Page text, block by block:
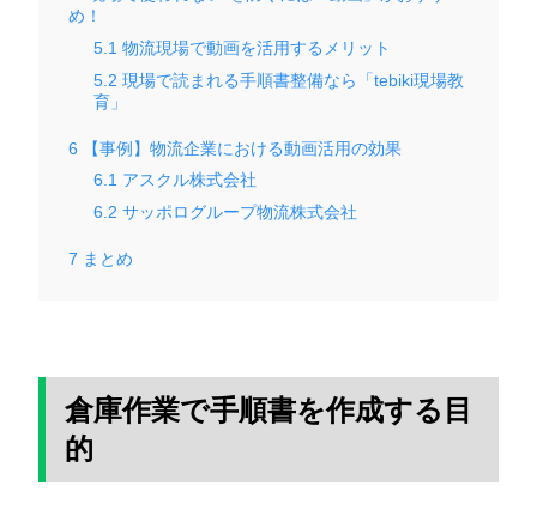
め！
5.1 物流現場で動画を活用するメリット
5.2 現場で読まれる手順書整備なら「tebiki現場教
育」
6 【事例】物流企業における動画活用の効果
6.1 アスクル株式会社
6.2 サッポログループ物流株式会社
7 まとめ
倉庫作業で手順書を作成する目
的